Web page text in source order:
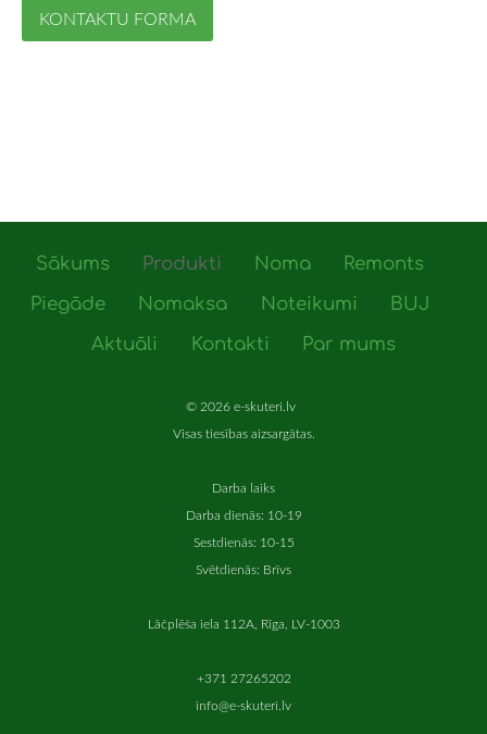
KONTAKTU FORMA
Sākums Produkti Noma
Remonts
Piegāde
Nomaksa Noteikumi
BUJ
Aktuāli
Kontakti Par mums
© 2026 e-skuteri.lv
Visas tiesības aizsargātas.
Darba laiks
Darba dienās: 10-19
Sestdienās: 10-15
Svētdienās: Brīvs
Lāčplēša iela 112A, Rīga, LV-1003
+371 27265202
info@e-skuteri.lv